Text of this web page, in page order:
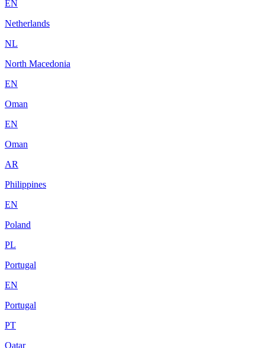
EN
Netherlands
NL
North Macedonia
EN
Oman
EN
Oman
AR
Philippines
EN
Poland
PL
Portugal
EN
Portugal
PT
Qatar